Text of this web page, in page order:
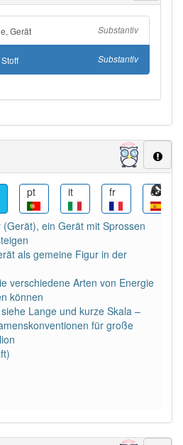
: 111
Nutzer haben den Artikel
Gerät Substantiv
Substantiv
pt it fr es
ein Gerät mit Sprossen
als gemeine Figur in der
verschiedene Arten von Energie
können
Lange und kurze Skala –
für große